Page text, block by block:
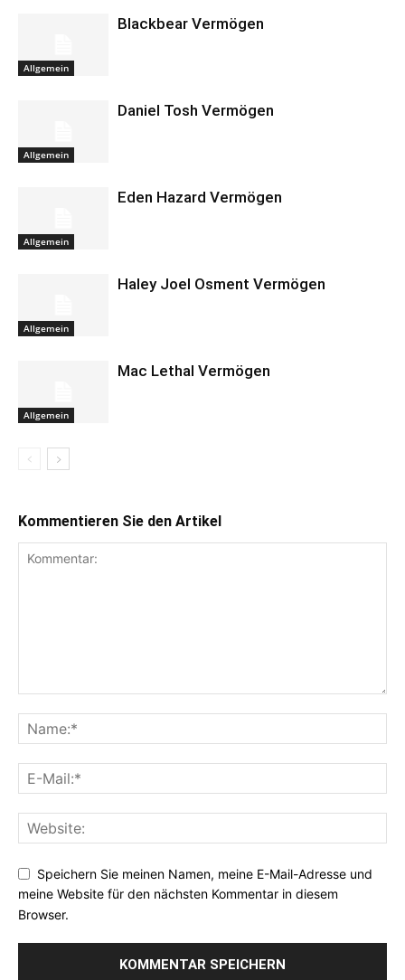
Allgemein
Blackbear Vermögen
Allgemein
Daniel Tosh Vermögen
Allgemein
Eden Hazard Vermögen
Allgemein
Haley Joel Osment Vermögen
Allgemein
Mac Lethal Vermögen
Kommentieren Sie den Artikel
Speichern Sie meinen Namen, meine E-Mail-Adresse und
meine Website für den nächsten Kommentar in diesem
Browser.